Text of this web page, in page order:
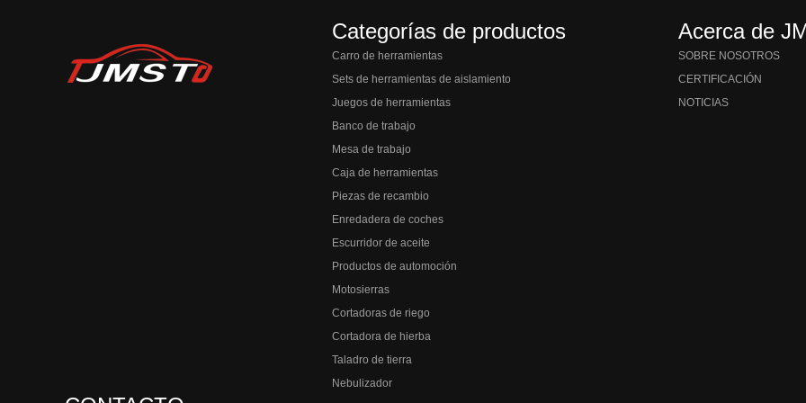
Categorías de productos
Carro de herramientas
Sets de herramientas de aislamiento
Juegos de herramientas
Banco de trabajo
Mesa de trabajo
Caja de herramientas
Piezas de recambio
Enredadera de coches
Escurridor de aceite
Productos de automoción
Motosierras
Cortadoras de riego
Cortadora de hierba
Taladro de tierra
Nebulizador
Acerca de
SOBRE NOSOTROS
CERTIFICACIÓN
NOTICIAS